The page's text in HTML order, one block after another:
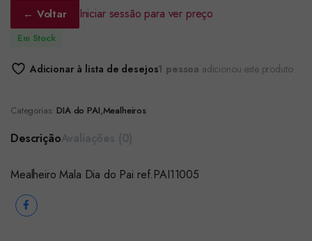
← Voltar Iniciar sessão para ver preço
Em Stock
Adicionar à lista de desejos1 pessoa adicionou este produto
Categorias: DIA do PAI,Mealheiros
Descrição
Mealheiro Mala Dia do Pai ref.PAI11005